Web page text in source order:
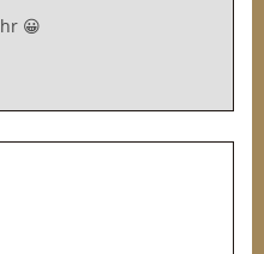
😀